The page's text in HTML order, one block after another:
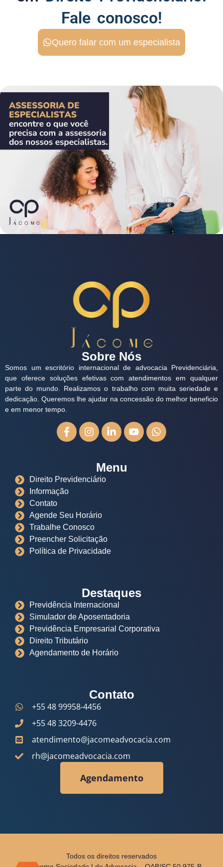
Fale conosco!
Quero falar com um especialista
Sobre Nós
Somos um escritório internacional de advocacia Previdenciária,
que oferece soluções efetivas com atendimentos em qualquer
parte do mundo. Realizamos o trabalho com muita seriedade e
dedicação. Queremos lhe ajudar na concessão do melhor beneficio
e em menor tempo.
Menu
Direito Previdenciário
Informação
Contato
Agende Seu Horário
Trabalhe Conosco
Preencher Solicitação
Política de Privacidade
Destaques
Previdência Internacional
Simulador de Aposentadoria
Previdência Empresarial Corporativa
Direito Tributário
Agendamento de Horário
Contato
+55 48 99958-4456
+55 48 3209-4476
atendimento@jacomeadvocacia.com
rh@jacomeadvocacia.com
Agendamento
Todos os direitos reservados